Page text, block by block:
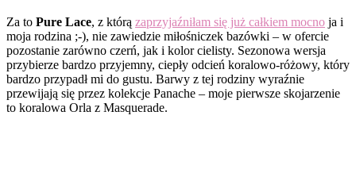
Za to Pure Lace, z którą zaprzyjaźniłam się już całkiem mocno ja i
moja rodzina ;-), nie zawiedzie miłośniczek bazówki – w ofercie
pozostanie zarówno czerń, jak i kolor cielisty. Sezonowa wersja
przybierze bardzo przyjemny, ciepły odcień koralowo-różowy, który
bardzo przypadł mi do gustu. Barwy z tej rodziny wyraźnie
przewijają się przez kolekcje Panache – moje pierwsze skojarzenie
to koralowa Orla z Masquerade.